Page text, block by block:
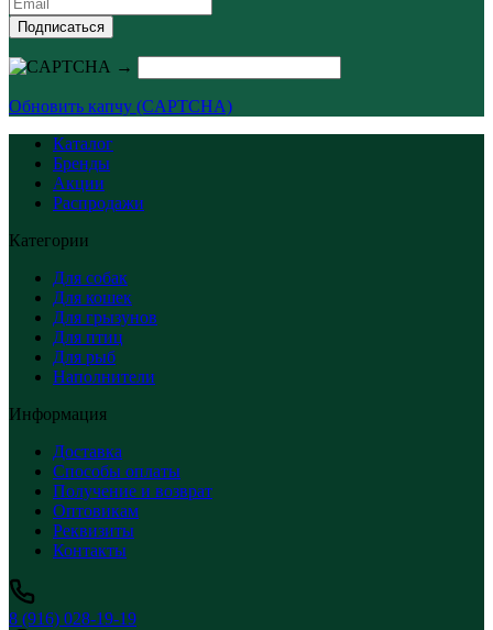
Подписаться
→
Обновить капчу (CAPTCHA)
Каталог
Бренды
Акции
Распродажи
Категории
Для собак
Для кошек
Для грызунов
Для птиц
Для рыб
Наполнители
Информация
Доставка
Способы оплаты
Получение и возврат
Оптовикам
Реквизиты
Контакты
8 (916) 028-19-19